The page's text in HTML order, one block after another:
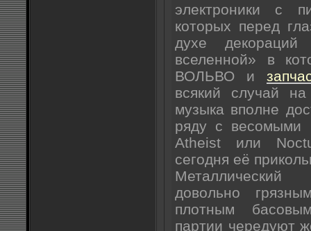
электроники с
которых перед
духе
вселенной» в
ВОЛЬВО и
всякий случай
музыка вполне
ряду с весомыми
Atheist или
сегодня её
довольно
плотным
партии чередуют